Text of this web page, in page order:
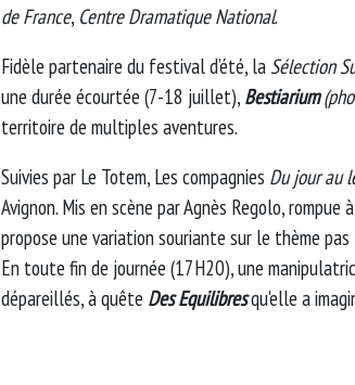
de France, Centre Dramatique National.
Fidèle partenaire du festival d’été, la Sélection
une durée écourtée (7-18 juillet), Bestiarium
territoire de multiples aventures.
Suivies par Le Totem, Les compagnies Du jour au
Avignon. Mis en scène par Agnès Regolo, rompue
propose une variation souriante sur le thème
En toute fin de journée (17H20), une
dépareillés, à quête Des Equilibresqu'elle a